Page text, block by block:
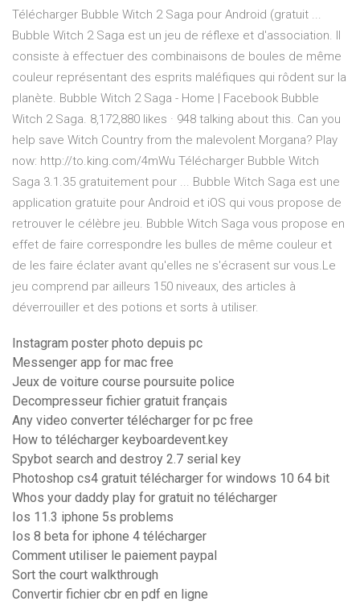
Télécharger Bubble Witch 2 Saga pour Android (gratuit ...
Bubble Witch 2 Saga est un jeu de réflexe et d'association. Il
consiste à effectuer des combinaisons de boules de même
couleur représentant des esprits maléfiques qui rôdent sur la
planète. Bubble Witch 2 Saga - Home | Facebook Bubble
Witch 2 Saga. 8,172,880 likes · 948 talking about this. Can you
help save Witch Country from the malevolent Morgana? Play
now: http://to.king.com/4mWu Télécharger Bubble Witch
Saga 3.1.35 gratuitement pour ... Bubble Witch Saga est une
application gratuite pour Android et iOS qui vous propose de
retrouver le célèbre jeu. Bubble Witch Saga vous propose en
effet de faire correspondre les bulles de même couleur et
de les faire éclater avant qu'elles ne s'écrasent sur vous.Le
jeu comprend par ailleurs 150 niveaux, des articles à
déverrouiller et des potions et sorts à utiliser.
Instagram poster photo depuis pc
Messenger app for mac free
Jeux de voiture course poursuite police
Decompresseur fichier gratuit français
Any video converter télécharger for pc free
How to télécharger keyboardevent.key
Spybot search and destroy 2.7 serial key
Photoshop cs4 gratuit télécharger for windows 10 64 bit
Whos your daddy play for gratuit no télécharger
Ios 11.3 iphone 5s problems
Ios 8 beta for iphone 4 télécharger
Comment utiliser le paiement paypal
Sort the court walkthrough
Convertir fichier cbr en pdf en ligne